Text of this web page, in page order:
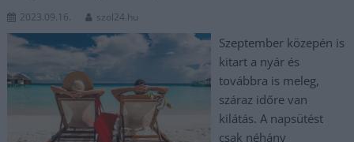
2023.09.16. szol24.hu
Szeptember közepén is
kitart a nyár és
továbbra is meleg,
száraz időre van
kilátás. A napsütést
csak néhány